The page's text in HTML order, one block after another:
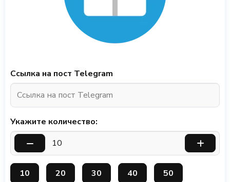
Ссылка на пост Telegram
Укажите количество:
10 20 30 40 50